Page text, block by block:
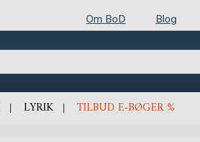
Om BoD Blog
LYRIK TILBUD E-BØGER %